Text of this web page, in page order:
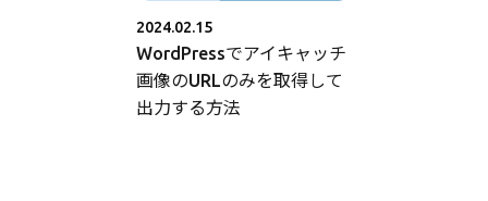
2024.02.15
WordPressでアイキャッチ
画像のURLのみを取得して
出力する方法